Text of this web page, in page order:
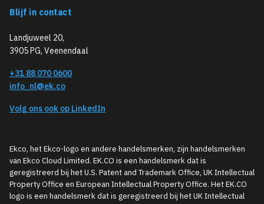
Blijf in contact
Landjuweel 20,
3905 PG, Veenendaal
+31 88 070 0600
info_nl@ek.co
Volg ons ook op LinkedIn
Ekco, het Ekco-logo en andere handelsmerken, zijn handelsmerken
van Ekco Cloud Limited. EK.CO is een handelsmerk dat is
geregistreerd bij het U.S. Patent and Trademark Office, UK Intellectual
Property Office en European Intellectual Property Office. Het EK.CO
logo is een handelsmerk dat is geregistreerd bij het UK Intellectual